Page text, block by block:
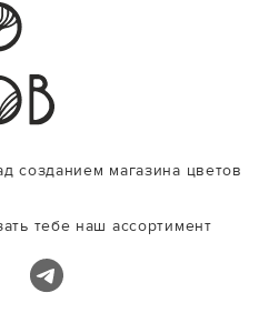
созданием магазина цветов
тебе наш ассортимент